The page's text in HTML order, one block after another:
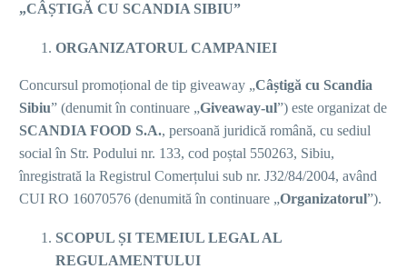
„CÂȘTIGĂ CU SCANDIA SIBIU”
ORGANIZATORUL CAMPANIEI
Concursul promoțional de tip giveaway „Câștigă cu Scandia
Sibiu” (denumit în continuare „Giveaway-ul”) este organizat de
SCANDIA FOOD S.A., persoană juridică română, cu sediul
social în Str. Podului nr. 133, cod poștal 550263, Sibiu,
înregistrată la Registrul Comerțului sub nr. J32/84/2004, având
CUI RO 16070576 (denumită în continuare „Organizatorul”).
SCOPUL ȘI TEMEIUL LEGAL AL
REGULAMENTULUI